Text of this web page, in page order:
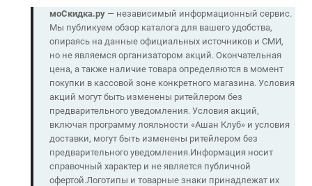
моСкидка.ру— независимый информационный сервис.
Мы публикуем обзор каталога для вашего удобства,
опираясь на данные официальных источников и СМИ,
но не являемся организатором акций. Окончательная
цена, а также наличие товара определяются в момент
покупки в кассовой зоне конкретного магазина. Условия
акций могут быть изменены ритейлером без
предварительного уведомления. Условия акций,
включая программу лояльности «Ашан Клуб» и условия
доставки, могут быть изменены ритейлером без
предварительного уведомления.Информация носит
справочный характер и не является публичной
офертой.Логотипы и товарные знаки принадлежат их